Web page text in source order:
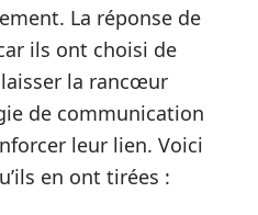
La réponse de
ils ont choisi de
la rancœur
de communication
leur lien. Voici
en ont tirées :